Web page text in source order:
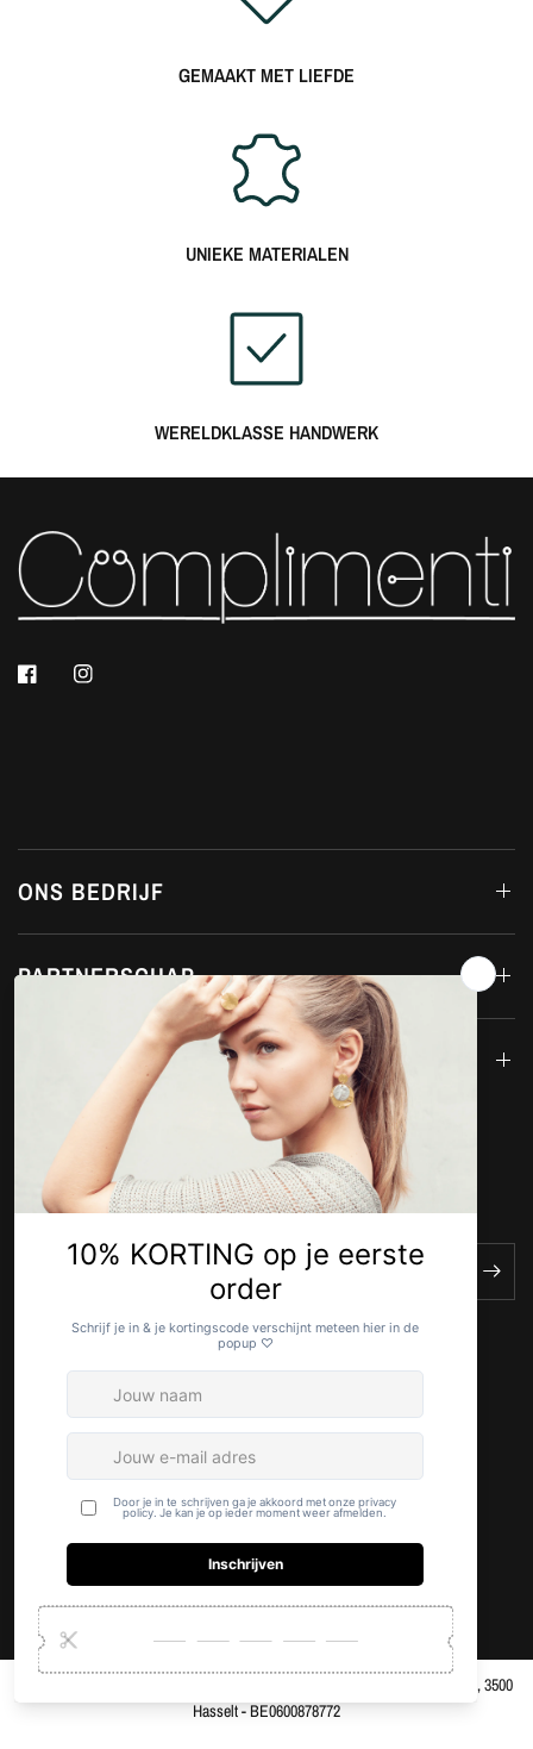
GEMAAKT MET LIEFDE
UNIEKE MATERIALEN
WERELDKLASSE HANDWERK
ONS BEDRIJF
PARTNERSCHAP
CONTACT & ONDERSTEUNING
Meld je hier aan:
E-mail
SHOPIFY WEBSHOP GEMAAKT DOOR KISS.
Maatschappelijke zetel: Complimenti (Monard Noémie) , Oudstrijderslaan 56, 3500
Hasselt - BE0600878772